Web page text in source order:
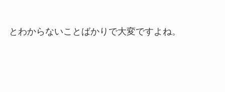
とわからないことばかりで大変ですよね。